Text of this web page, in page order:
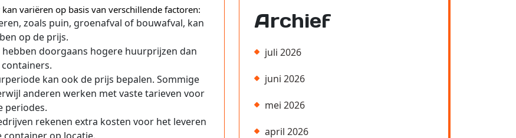
variëren op basis van verschillende factoren:
zoals puin, groenafval of bouwafval, kan
op de prijs.
doorgaans hogere huurprijzen dan
kan ook de prijs bepalen. Sommige
anderen werken met vaste tarieven voor
periodes.
rekenen extra kosten voor het leveren
Archief
juli 2026
juni 2026
mei 2026
april 2026